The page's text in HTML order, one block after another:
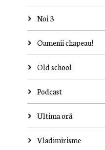
Noi 3
Oamenii chapeau!
Old school
Podcast
Ultima oră
Vladimirisme